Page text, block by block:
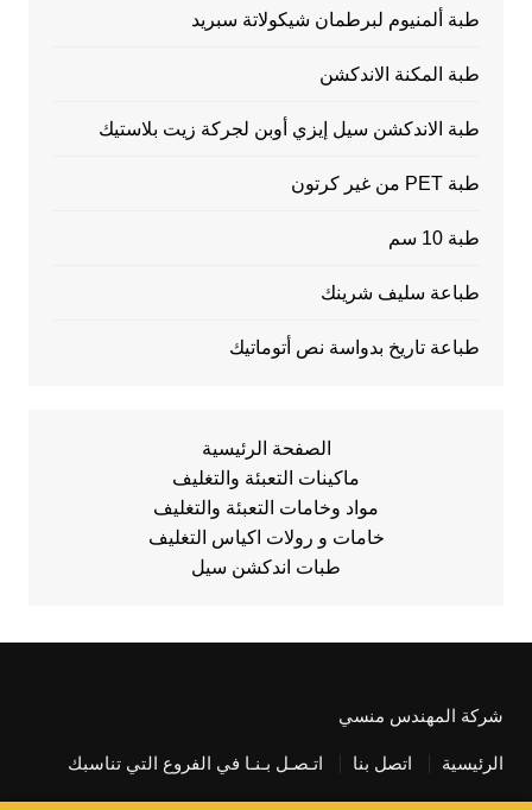
طبة ألمنيوم لبرطمان شيكولاتة سبريد
طبة المكنة الاندكشن
طبة الاندكشن سيل إيزي أوبن لجركة زيت بلاستيك
طبة PET من غير كرتون
طبة 10 سم
طباعة سليف شرينك
طباعة تاريخ بدواسة نص أتوماتيك
الصفحة الرئيسية
ماكينات التعبئة والتغليف
مواد وخامات التعبئة والتغليف
خامات و رولات اكياس التغليف
طبات اندكشن سيل
شركة المهندس منسي
الرئيسية اتصل بنا اتـصـل بـنـا في الفروع التي تناسبك